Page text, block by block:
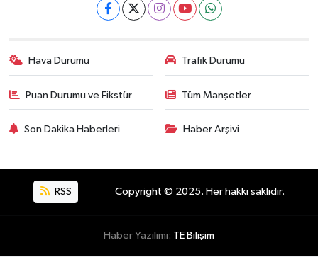
Hava Durumu Trafik Durumu
Puan Durumu ve Fikstür Tüm Manşetler
Son Dakika Haberleri Haber Arşivi
RSS Copyright © 2025. Her hakkı saklıdır.
Haber Yazılımı: TE Bilişim